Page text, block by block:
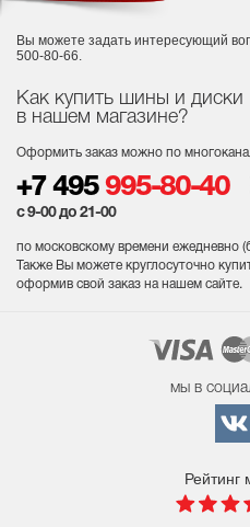
Как купить шины и диски
в нашем магазине?
Оформить заказ можно по
+7 495 995-80-40
с 9-00 до 21-00
по московскому времени ежедневно
Также Вы можете круглосуточно
оформив свой заказ на нашем сайте.
Вы можете задать интересующий
500-80-66.
мы в
Рейтинг